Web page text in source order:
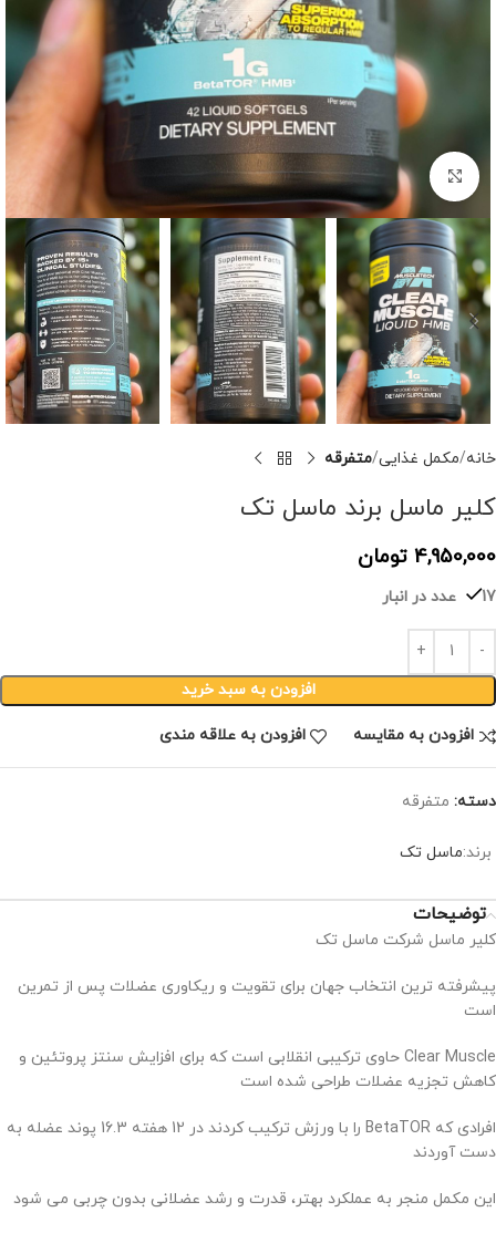
برای بزرگنمایی کلیک کنید
خانه مکمل غذایی متفرقه
کلیر ماسل برند ماسل تک
4,950,000 تومان
17 عدد در انبار
افزودن به سبد خرید
افزودن به مقایسه افزودن به علاقه مندی
دسته: متفرقه
برند:ماسل تک
توضیحات
کلیر ماسل شرکت ماسل تک
پیشرفته ترین انتخاب جهان برای تقویت و ریکاوری عضلات پس از تمرین
است
Clear Muscle حاوی ترکیبی انقلابی است که برای افزایش سنتز پروتئین و
کاهش تجزیه عضلات طراحی شده است
افرادی که BetaTOR را با ورزش ترکیب کردند در 12 هفته 16.3 پوند عضله به
دست آوردند
این مکمل منجر به عملکرد بهتر، قدرت و رشد عضلانی بدون چربی می شود